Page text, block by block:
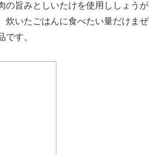
の旨みとしいたけを使用ししょうが
炊いたごはんに食べたい量だけまぜ
す。